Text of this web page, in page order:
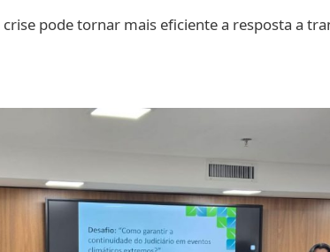
pode tornar mais eficiente a resposta a